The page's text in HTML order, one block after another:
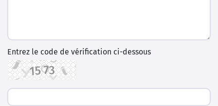
Entrez le code de vérification ci-dessous